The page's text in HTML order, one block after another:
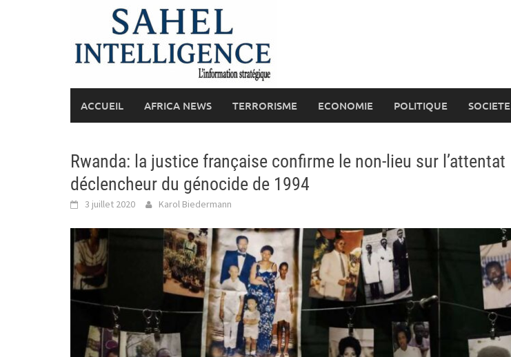
ACCUEIL AFRICA NEWS TERRORISME ECONOMIE POLITIQUE SOCIETE
Rwanda: la justice française confirme le non-lieu sur l’attentat
déclencheur du génocide de 1994
3 juillet 2020 Karol Biedermann